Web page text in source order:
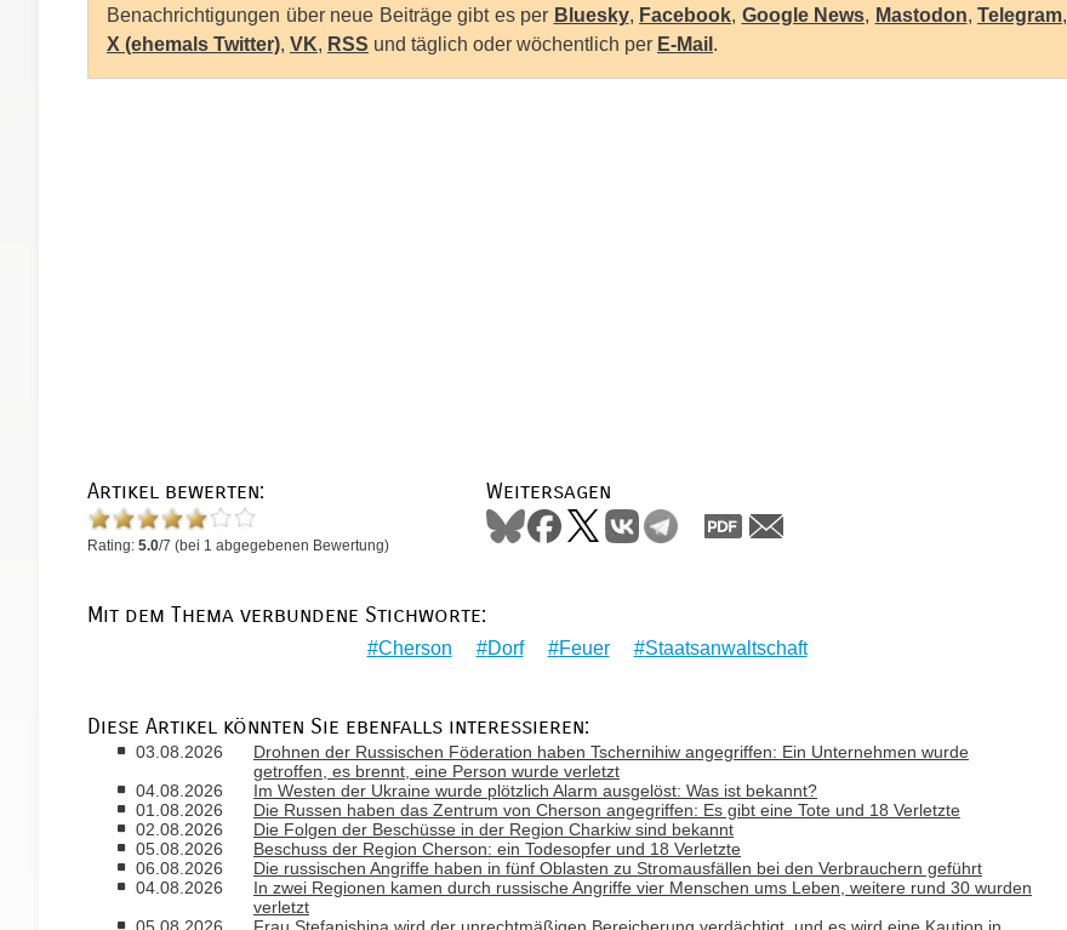
Benachrichtigungen über neue Beiträge gibt es per Bluesky, Facebook, Google News, Mastodon, Telegram,
X (ehemals Twitter), VK, RSS und täglich oder wöchentlich per E-Mail .
Artikel bewerten:
Rating: 5.0/7 (bei 1 abgegebenen Bewertung)
Weitersagen
Mit dem Thema verbundene Stichworte:
Cherson Dorf Feuer Staatsanwaltschaft
Diese Artikel könnten Sie ebenfalls interessieren:
03.08.2026
Drohnen der Russischen Föderation haben Tschernihiw angegriffen: Ein Unternehmen wurde
getroffen, es brennt, eine Person wurde verletzt
04.08.2026
Im Westen der Ukraine wurde plötzlich Alarm ausgelöst: Was ist bekannt?
01.08.2026
Die Russen haben das Zentrum von Cherson angegriffen: Es gibt eine Tote und 18 Verletzte
02.08.2026
Die Folgen der Beschüsse in der Region Charkiw sind bekannt
05.08.2026
Beschuss der Region Cherson: ein Todesopfer und 18 Verletzte
06.08.2026
Die russischen Angriffe haben in fünf Oblasten zu Stromausfällen bei den Verbrauchern geführt
04.08.2026
In zwei Regionen kamen durch russische Angriffe vier Menschen ums Leben, weitere rund 30 wurden
verletzt